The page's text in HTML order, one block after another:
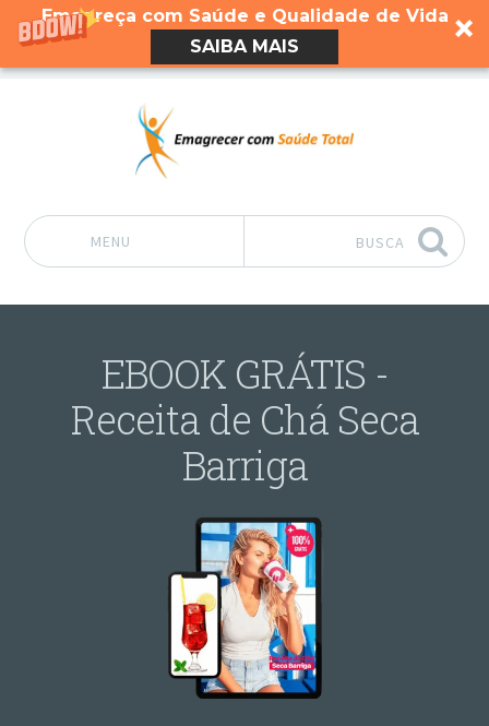
Emagreça com Saúde e Qualidade de Vida
SAIBA MAIS
MENU BUSCA
EBOOK GRÁTIS -
Receita de Chá Seca
Barriga